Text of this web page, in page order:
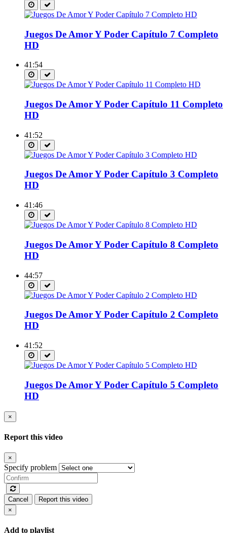
Juegos De Amor Y Poder Capítulo 7 Completo
HD
41:54
Juegos De Amor Y Poder Capítulo 11 Completo
HD
41:52
Juegos De Amor Y Poder Capítulo 3 Completo
HD
41:46
Juegos De Amor Y Poder Capítulo 8 Completo
HD
44:57
Juegos De Amor Y Poder Capítulo 2 Completo
HD
41:52
Juegos De Amor Y Poder Capítulo 5 Completo
HD
×
Report this video
×
Specify problem
Cancel
Report this video
×
Add to playlist